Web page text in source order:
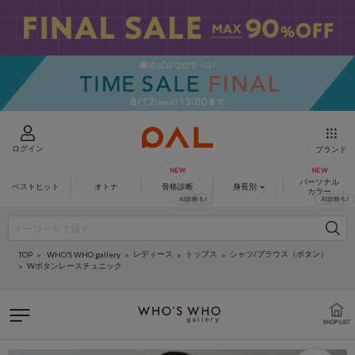
ログイン ブランド
ベストヒット オトナ 骨格診断 身長別
パーソナル
カラー
TOP WHO’S WHO gallery レディース トップス
シャツ/ブラウス（ボタン）
Wボタンレースチュニック